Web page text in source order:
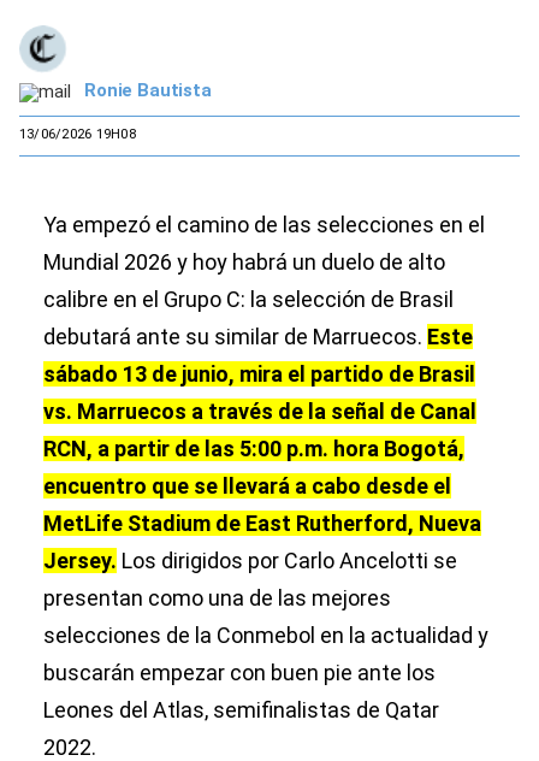
Ronie Bautista
13/06/2026 19H08
Ya empezó el camino de las selecciones en el
Mundial 2026 y hoy habrá un duelo de alto
calibre en el Grupo C: la selección de Brasil
debutará ante su similar de Marruecos. Este
sábado 13 de junio, mira el partido de Brasil
vs. Marruecos a través de la señal de Canal
RCN, a partir de las 5:00 p.m. hora Bogotá,
encuentro que se llevará a cabo desde el
MetLife Stadium de East Rutherford, Nueva
Jersey. Los dirigidos por Carlo Ancelotti se
presentan como una de las mejores
selecciones de la Conmebol en la actualidad y
buscarán empezar con buen pie ante los
Leones del Atlas, semifinalistas de Qatar
2022.